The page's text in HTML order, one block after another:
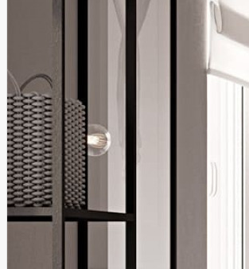
ЗАКАЗ И ОПЛАТА
КОНТАКТЫ